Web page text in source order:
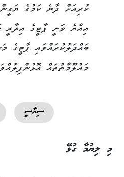
ކުރިއަށް ދާނެ ކަމުގެ
އިއްޔެ ވަނީ ޕާޓީގެ އިދާރީ
ބައްދަލުކުރައްވައި ޕާޓީގެ
މައުލޫމާތުތައް
ސިޔާސީ
މި ލިޔުމާ ގުޅޭ